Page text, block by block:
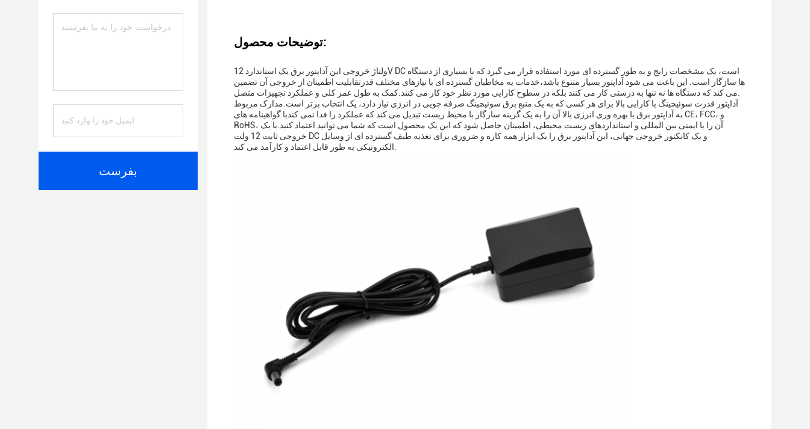
بفرست
توضیحات محصول:
ولتاژ خروجی این آداپتور برق یک استاندارد 12V DC است، یک مشخصات رایج و به طور گسترده ای مورد استفاده قرار می گیرد که با بسیاری از دستگاه
ها سازگار است. این باعث می شود آداپتور بسیار متنوع باشد،خدمات به مخاطبان گسترده ای با نیازهای مختلف قدرتقابلیت اطمینان از خروجی آن تضمین
آداپتور قدرت سوئیچینگ با کارایی بالا برای هر کسی که به یک منبع برق سوئیچینگ صرفه جویی در انرژی نیاز دارد، یک انتخاب برتر است.مدارک مربوط
به آداپتور برق با بهره وری انرژی بالا آن را به یک گزینه سازگار با محیط زیست تبدیل می کند که عملکرد را فدا نمی کندبا گواهینامه های CE، FCC، و
RoHS، آن را با ایمنی بین المللی و استانداردهای زیست محیطی، اطمینان حاصل شود که این یک محصول است که شما می توانید اعتماد کنید.با یک
خروجی ثابت 12 ولت DC و یک کانکتور خروجی جهانی، این آداپتور برق را یک ابزار همه کاره و ضروری برای تغذیه طیف گسترده ای از وسایل